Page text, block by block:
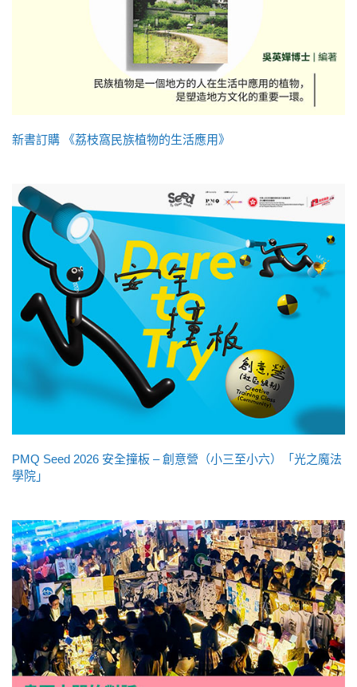
新書訂購 《荔枝窩民族植物的生活應用》
PMQ Seed 2026 安全撞板 – 創意營（小三至小六）「光之魔法
學院」